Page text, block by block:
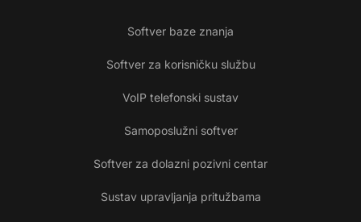
Softver baze znanja
Softver za korisničku službu
VoIP telefonski sustav
Samoposlužni softver
Softver za dolazni pozivni centar
Sustav upravljanja pritužbama